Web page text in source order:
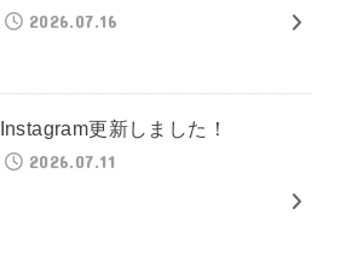
2026.07.16
Instagram更新しました！
2026.07.11